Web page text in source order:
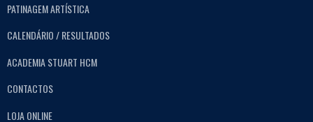
PATINAGEM ARTÍSTICA
CALENDÁRIO / RESULTADOS
ACADEMIA STUART HCM
CONTACTOS
LOJA ONLINE